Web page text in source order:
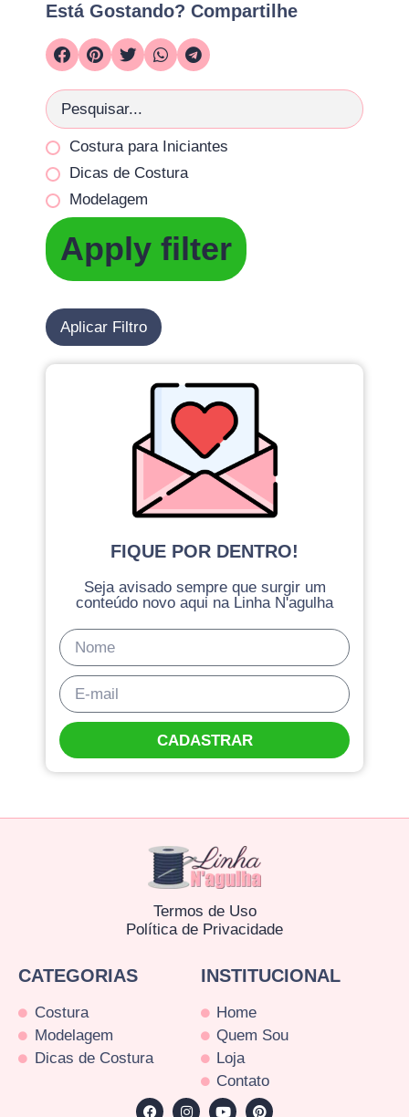
Está Gostando? Compartilhe
Costura para Iniciantes
Dicas de Costura
Modelagem
Apply filter
Aplicar Filtro
FIQUE POR DENTRO!
Seja avisado sempre que surgir um
conteúdo novo aqui na Linha N'agulha
CADASTRAR
Termos de Uso
Política de Privacidade
CATEGORIAS
Costura
Modelagem
Dicas de Costura
INSTITUCIONAL
Home
Quem Sou
Loja
Contato